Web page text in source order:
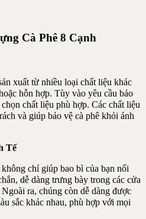
Cà Phê 8 Cạnh
xuất từ nhiều loại chất liệu khác
hỗn hợp. Tùy vào yêu cầu bảo
chất liệu phù hợp. Các chất liệu
và giúp bảo vệ cà phê khỏi ánh
Tế
chỉ giúp bao bì của bạn nổi
dễ dàng trưng bày trong các cửa
ra, chúng còn dễ dàng được
sắc khác nhau, phù hợp với mọi